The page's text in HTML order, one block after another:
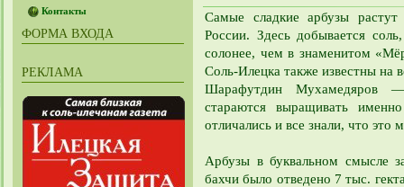
Контакты
ФОРМА ВХОДА
РЕКЛАМА
Самые сладкие арбузы
России. Здесь добывается
солонее, чем в знаменитом
Соль-Илецка также известны на
Шарафутдин Мухамедяров
стараются выращивать
отличались и все знали, что это
Арбузы в буквальном смысле
бахчи было отведено 7 тыс.